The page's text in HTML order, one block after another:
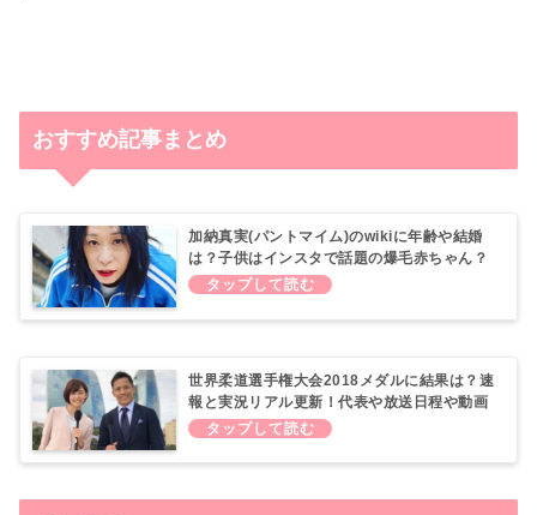
おすすめ記事まとめ
加納真実(パントマイム)のwikiに年齢や結婚
は？子供はインスタで話題の爆毛赤ちゃん？
世界柔道選手権大会2018メダルに結果は？速
報と実況リアル更新！代表や放送日程や動画